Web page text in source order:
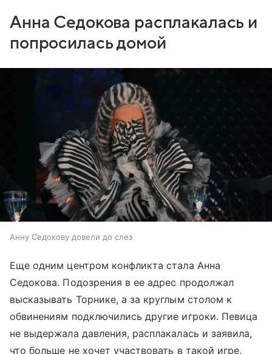
Анна Седокова расплакалась и
попросилась домой
Анну Седокову довели до слез
Еще одним центром конфликта стала Анна
Седокова. Подозрения в ее адрес продолжал
высказывать Торнике, а за круглым столом к
обвинениям подключились другие игроки. Певица
не выдержала давления, расплакалась и заявила,
что больше не хочет участвовать в такой игре.